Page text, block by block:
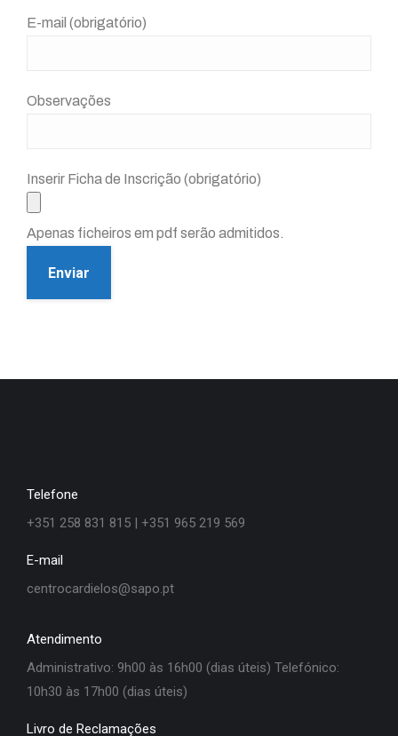
E-mail (obrigatório)
Observações
Inserir Ficha de Inscrição (obrigatório)
Apenas ficheiros em pdf serão admitidos.
Telefone
+351 258 831 815 | +351 965 219 569
E-mail
centrocardielos@sapo.pt
Atendimento
Administrativo: 9h00 às 16h00 (dias úteis) Telefónico:
10h30 às 17h00 (dias úteis)
Livro de Reclamações